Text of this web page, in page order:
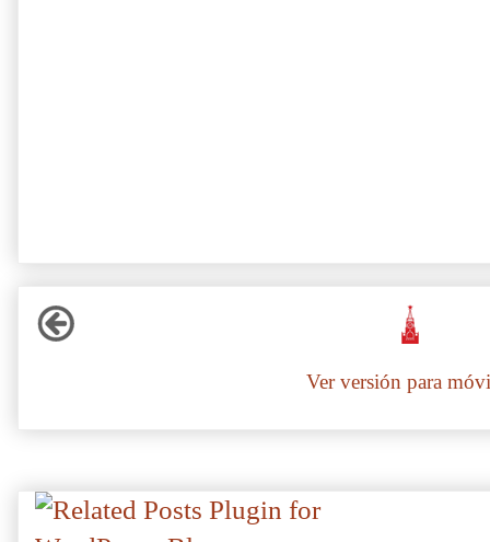
Ver versión para